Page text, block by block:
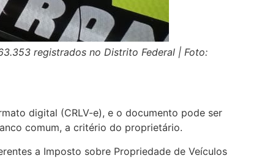
registrados no Distrito Federal | Foto:
digital (CRLV-e), e o documento pode ser
comum, a critério do proprietário.
a Imposto sobre Propriedade de Veículos